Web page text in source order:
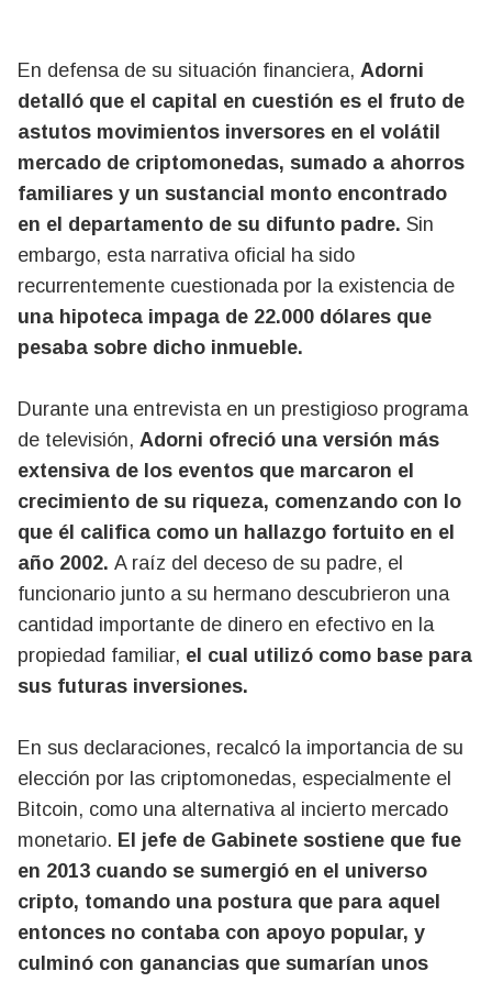
En defensa de su situación financiera, Adorni
detalló que el capital en cuestión es el fruto de
astutos movimientos inversores en el volátil
mercado de criptomonedas, sumado a ahorros
familiares y un sustancial monto encontrado
en el departamento de su difunto padre. Sin
embargo, esta narrativa oficial ha sido
recurrentemente cuestionada por la existencia de
una hipoteca impaga de 22.000 dólares que
pesaba sobre dicho inmueble.
Durante una entrevista en un prestigioso programa
de televisión, Adorni ofreció una versión más
extensiva de los eventos que marcaron el
crecimiento de su riqueza, comenzando con lo
que él califica como un hallazgo fortuito en el
año 2002. A raíz del deceso de su padre, el
funcionario junto a su hermano descubrieron una
cantidad importante de dinero en efectivo en la
propiedad familiar, el cual utilizó como base para
sus futuras inversiones.
En sus declaraciones, recalcó la importancia de su
elección por las criptomonedas, especialmente el
Bitcoin, como una alternativa al incierto mercado
monetario. El jefe de Gabinete sostiene que fue
en 2013 cuando se sumergió en el universo
cripto, tomando una postura que para aquel
entonces no contaba con apoyo popular, y
culminó con ganancias que sumarían unos